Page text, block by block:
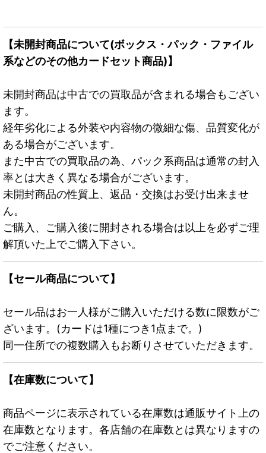
【未開封商品について(ボックス・パック・ファイル
系などのその他カードセット商品)】
未開封商品は中古での買取品が含まれる場合もござい
ます。
経年劣化による外装や内容物の微細な傷、品質変化が
ある場合がございます。
また中古での買取品の為、パック系商品は通常の封入
率とは大きく異なる場合がございます。
未開封商品の性質上、返品・交換はお受け出来ませ
ん。
ご購入、ご購入後に開封される場合は以上を必ずご理
解頂いた上でご購入下さい。
【セール商品について】
セール品はお一人様がご購入いただける数に限数がご
ざいます。(カードは1種につき1点まで。)
同一住所での複数購入もお断りさせていただきます。
【在庫数について】
商品ページに表示されている在庫数は通販サイト上の
在庫数となります。各店舗の在庫数とは異なりますの
でご注意ください。